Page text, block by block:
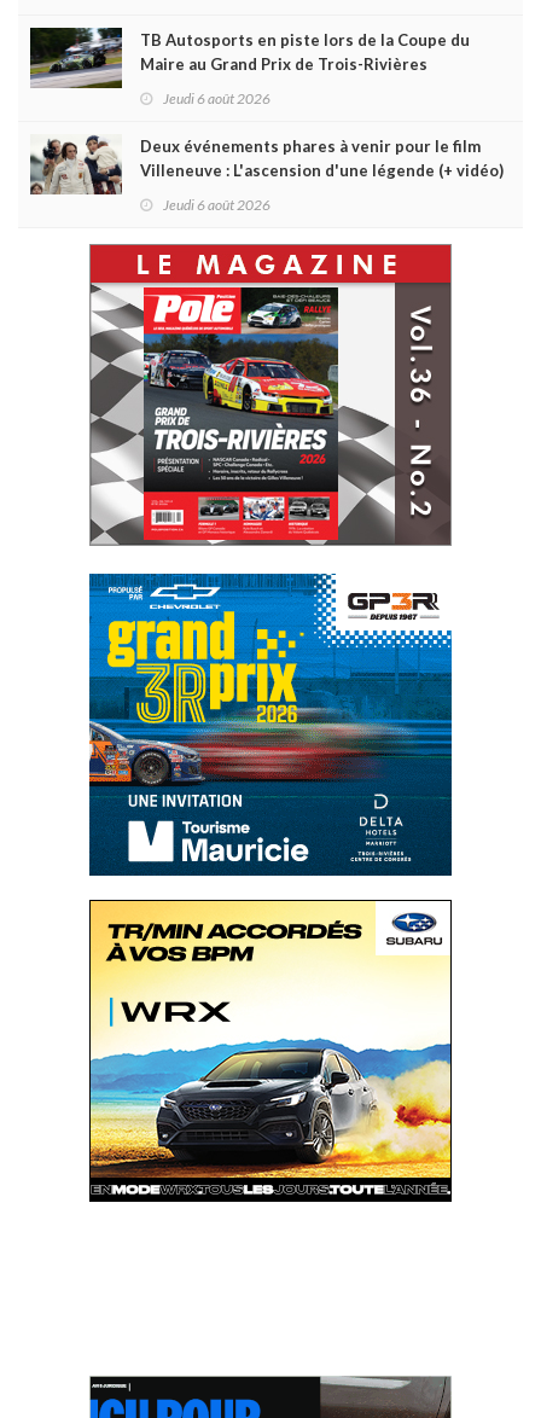
TB Autosports en piste lors de la Coupe du
Maire au Grand Prix de Trois-Rivières
Jeudi 6 août 2026
Deux événements phares à venir pour le film
Villeneuve : L'ascension d'une légende (+ vidéo)
Jeudi 6 août 2026